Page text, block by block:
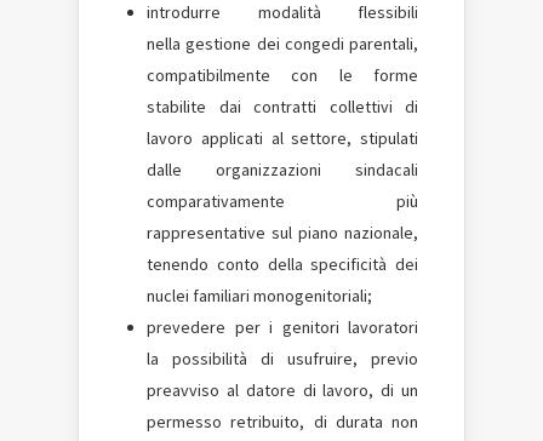
introdurre modalità flessibili
nella gestione dei congedi parentali,
compatibilmente con le forme
stabilite dai contratti collettivi di
lavoro applicati al settore, stipulati
dalle organizzazioni sindacali
comparativamente più
rappresentative sul piano nazionale,
tenendo conto della specificità dei
nuclei familiari monogenitoriali;
prevedere per i genitori lavoratori
la possibilità di usufruire, previo
preavviso al datore di lavoro, di un
permesso retribuito, di durata non